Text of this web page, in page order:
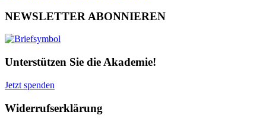
NEWSLETTER ABONNIEREN
Unterstützen Sie die Akademie!
Jetzt spenden
Widerrufserklärung